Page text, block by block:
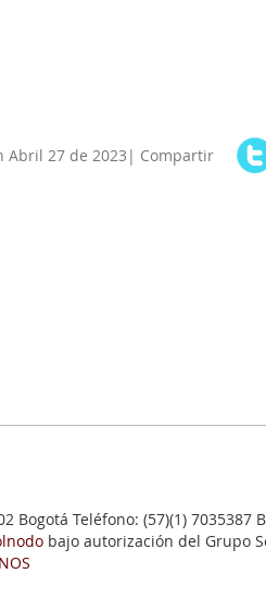
Abril 27 de 2023| Compartir
Bogotá Teléfono: (57)(1)
bajo autorización del Grupo